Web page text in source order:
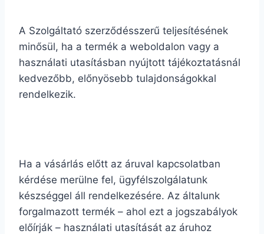
A Szolgáltató szerződésszerű teljesítésének
minősül, ha a termék a weboldalon vagy a
használati utasításban nyújtott tájékoztatásnál
kedvezőbb, előnyösebb tulajdonságokkal
rendelkezik.
Ha a vásárlás előtt az áruval kapcsolatban
kérdése merülne fel, ügyfélszolgálatunk
készséggel áll rendelkezésére. Az általunk
forgalmazott termék – ahol ezt a jogszabályok
előírják – használati utasítását az áruhoz